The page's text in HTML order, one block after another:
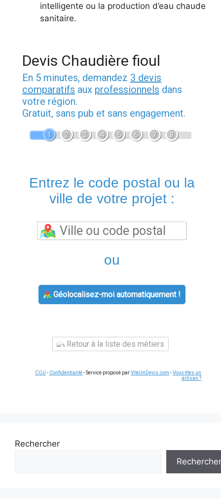
intelligente ou la production d’eau chaude
sanitaire.
Devis Chaudière fioul
En 5 minutes, demandez 3 devis
comparatifs aux professionnels dans
votre région.
Gratuit, sans pub et sans engagement.
1 2 3 4 5 6 7 8
Entrez le code postal ou la
ville de votre projet :
ou
Géolocalisez-moi automatiquement !
Retour à la liste des métiers
CGU - Confidentialité- Service proposé parViteUnDevis.com -Vous êtes un
artisan ?
Rechercher
Rechercher